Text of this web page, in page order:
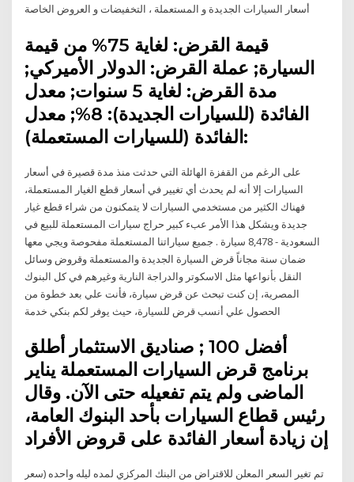
أسعار السيارات الجديدة و المستعملة ، التخفيضات و العروض الخاصة
قيمة القرض: لغاية 75% من قيمة
السيارة; عملة القرض: الدولار الأميركي;
مدة القرض: لغاية 5 سنوات; معدل
الفائدة (للسيارات الجديدة): 8%; معدل
الفائدة (للسيارات المستعملة):
على الرغم من القفزة الهائلة التي حدثت منذ مدة قصيرة في أسعار
السيارات إلا أنه لم يحدث أي تغيير في أسعار قطع الغيار المستعملة،
فهناك الكثير من مستخدمي السيارات لا يتمكنون من شراء قطع غيار
جديدة ويشكل هذا الأمر عبء كبير حراج سيارات المستعملة للبيع في
السعودية - 8,478 سيارة . جميع سياراتنا المستعملة مفحوصة ويجي معها
ضمان سنة مجاناً قرض السيارة الجديدة والمستعملة وقروض وسائل
النقل بأنواعها مثل الاسكوتر والدراجة النارية وغيرهم في كل البنوك
المصرية، إن كنت تبحث عن قرض سيارة، فأنت علي بعد خطوة من
الحصول علي أنسب قرض للسيارة، حيث يوفر لكم بنكي خدمة
أفضل 100 ; صناديق الاستثمار أطلق
برنامج قرض السيارات المستعملة يناير
الماضى ولم يتم تفعيله حتى الآن. وقال
رئيس قطاع السيارات بأحد البنوك العامة،
إن زيادة أسعار الفائدة على قروض الأفراد
تم تغير السعر المعلن للاقتراض من البنك المركزي لمده ليله واحده (سعر